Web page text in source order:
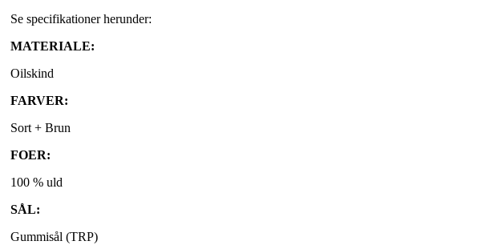
Se specifikationer herunder:
MATERIALE:
Oilskind
FARVER:
Sort + Brun
FOER:
100 % uld
SÅL:
Gummisål (TRP)